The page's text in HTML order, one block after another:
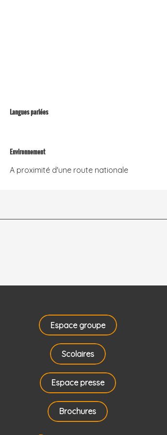
Langues parlées
Langues parlées
Environnement
Environnement
A proximité d'une route nationale
Espace groupe
Scolaires
Espace presse
Brochures